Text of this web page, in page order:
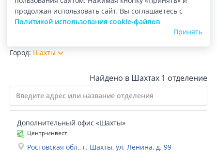
Отделения
Банкоматы
Список
Город: Шахты
Найдено в Шахтах 1 отделение
Дополнительный офис «Шахты»
Центр-инвест
Ростовская обл., г. Шахты, ул. Ленина, д. 99
продолжая использовать сайт, Вы соглашаетесь с
Политикой использования cookie-файлов
Принять